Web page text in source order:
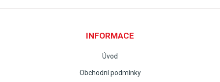
INFORMACE
Úvod
Obchodní podmínky